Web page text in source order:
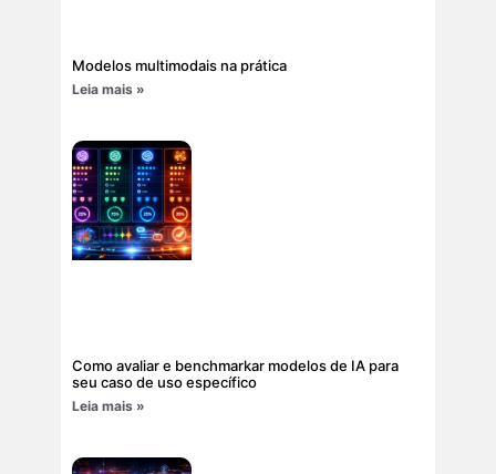
Modelos multimodais na prática
Leia mais »
Como avaliar e benchmarkar modelos de IA para
seu caso de uso específico
Leia mais »